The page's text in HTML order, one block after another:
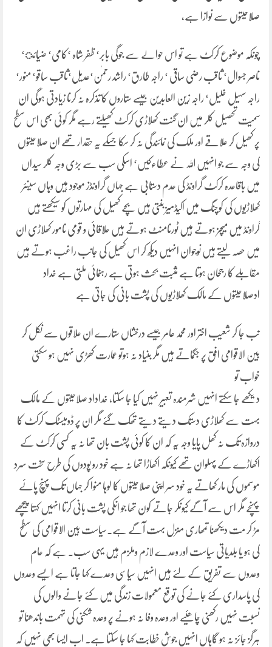
صلاحیتوں سے نوازا ہے،
چونکہ موضوع کرکٹ ہے تو اس حوالے سے جوگی بابر‘ ظفر شاہ ‘کامی‘ ضیائ‘
ناصر جسوال‘ ثاقب رضی ساقی ‘ راجہ طارق‘ راشد رحمٰن‘عدیل‘ثاقب ساقو‘ منور‘
راجہ سہیل خلیل‘ راجہ زین العابدین جیسے ستاروں کا تذکرہ نہ کرنا زیادتی ہوگی ان
سمیت تحصیل کلر میں ان گنت کھلاڑی کرکٹ کھیلتے رہے مگر کوئی بھی اس سطح
پر کھیل کر علاقے اور ملک کی نمائندگی نہ کر سکا جسکے یہ حقدار تھے ان صلاحیتوں
کی وجہ سے جو انہیں اللہ نے عطاءکیں‘ اسکی سب سے بڑی وجہ کلر سیداں
میں باقاعدہ کرکٹ گراونڈ کی عدم دستابی ہے جہاں گراونڈز موجود ہیں وہاں سینئر
کھلاڑیوں کی کوچنگ میں اکیڈمیز بنتی ہیں بچے کھیل کی مہارتوں کو سیکھتے ہیں
گراونڈ میں میچز ہوتے ہیں ٹورنامنٹ ہوتے ہیں علاقائی و قومی نامور کھلاڑی ان
میں حصہ لیتے ہیں نوجوان انہیں دیکھ کر اس کھیل کی جانب راغب ہوتے ہیں
مقابلے کا رجحان ہوتا ہے مثبت بحث ہوتی ہے رہنمائی ملتی ہے خداد
ادصلاحیتوں کے مالک کھلاڑیوں کی پشت بانی کی جاتی ہے
تب جا کر شعیب اختر اور محمد عامر جیسے درخشاں ستارے ان علاقوں سے نکل کر
بین الاقوامی افق پر جگماتے ہیں مگر بنیاد نہ ہوتو عمارت کھڑی نہیں ہو سکتی
خواب تو
دیکھے جا سکتے انہیں شرمندہ تعبیر نہیں کیا جا سکتا، خداداد صلاحیتوں کے مالک
بہت سے کھلاڑی دستک دیتے دیتے تھک گئے مگر ان پر ڈومیسٹک کرکٹ کا
دروازہ تک نہ کھل پایا وجہ یہ کہ ان کا کوئی پشت بان تھا نہ یہ کسی کرکٹ کے
اکھاڑے کے پہلوان تھے کیونکہ اکھاڑا تھا نہ ہے خود رو پودوں کی طرح سخت سرد
موسموں کی مار کھاتے یہ خود سر اپنی صلاحیتوں کا لوہا منوا کر جہاں تک پہنچ پائے
پہنچے مگر اس سے آگے کیونکر جاتے کون تھا جو انکی پشت بانی کرتا انہیں کہتا پیچھے
مڑ کر مت دیکھنا تمھاری منزل بہت آگے ہے۔سیاست بین الاقوامی کی سطح
کی ہو یا بلدیاتی سیاست اور وعدے لازم وملزم ہیں یہی سب. ہے کہ عام
وعدوں سے تفریق کے لئے ہیں انہیں سیاسی وعدے کہا جاتا ہے ایسے وعدوں
کی پاسداری کئے جانے کی توقع معمولات زندگی میں کئے جانے والوں کی
نسبت نہیں رکھنی چاھئیے اور وعدہ وفا نہ ہونے پر وعدہ شکنی کی تہمت باندھنا تو
ہرگز جائز نہ ہو گاہاں انہیں جوش خطابت کہا جا سکتا ہے۔ اب ایسا بھی نہیں کہ